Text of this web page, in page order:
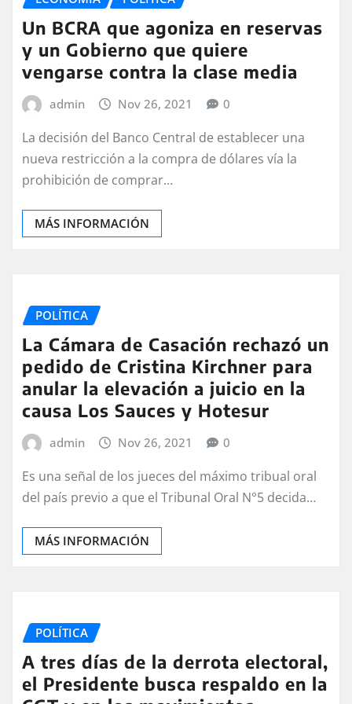
Un BCRA que agoniza en reservas
y un Gobierno que quiere
vengarse contra la clase media
admin Nov 26, 2021 0
La decisión del Banco Central de establecer una
nueva restricción a la compra de dólares vía la
prohibición de comprar…
MÁS INFORMACIÓN
POLÍTICA
La Cámara de Casación rechazó un
pedido de Cristina Kirchner para
anular la elevación a juicio en la
causa Los Sauces y Hotesur
admin Nov 26, 2021 0
Es una señal de los jueces del máximo tribual oral
del país previo a que el Tribunal Oral N°5 decida…
MÁS INFORMACIÓN
POLÍTICA
A tres días de la derrota electoral,
el Presidente busca respaldo en la